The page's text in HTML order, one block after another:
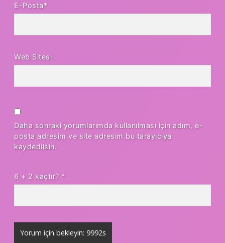
E-Posta*
Web Sitesi
Daha sonraki yorumlarımda kullanılması için adım, e-
posta adresim ve site adresim bu tarayıcıya
kaydedilsin.
6 + 2 kaçtır? *